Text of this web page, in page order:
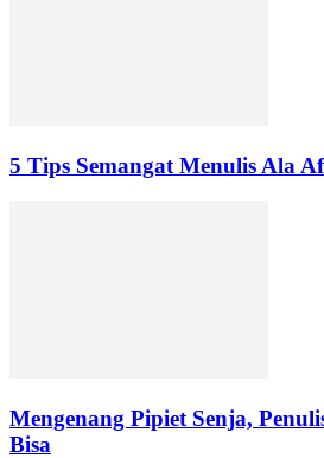
5 Tips Semangat Menulis Ala
Mengenang Pipiet Senja,
Bisa